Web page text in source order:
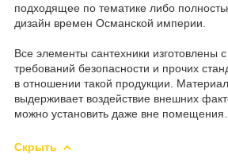
подходящее по тематике либо
дизайн времен Османской империи.
Все элементы сантехники изготовлены
требований безопасности и прочих
в отношении такой продукции.
выдерживает воздействие внешних
можно установить даже вне помещения.
Скрыть